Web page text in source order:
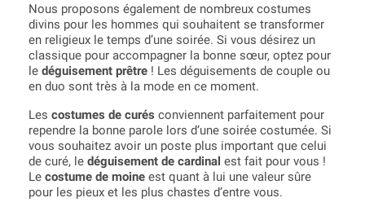
Nous proposons également de nombreux costumes
divins pour les hommes qui souhaitent se transformer
en religieux le temps d’une soirée. Si vous désirez un
classique pour accompagner la bonne sœur, optez pour
le déguisement prêtre ! Les déguisements de couple ou
en duo sont très à la mode en ce moment.
Les costumes de curés conviennent parfaitement pour
rependre la bonne parole lors d’une soirée costumée. Si
vous souhaitez avoir un poste plus important que celui
de curé, le déguisement de cardinal est fait pour vous !
Le costume de moine est quant à lui une valeur sûre
pour les pieux et les plus chastes d’entre vous.